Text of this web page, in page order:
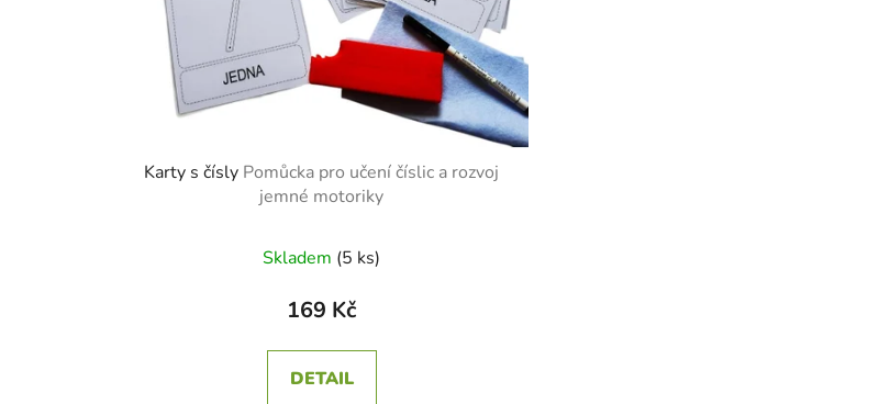
Karty s čísly Pomůcka pro učení číslic a rozvoj
jemné motoriky
Skladem (5 ks)
169 Kč
DETAIL